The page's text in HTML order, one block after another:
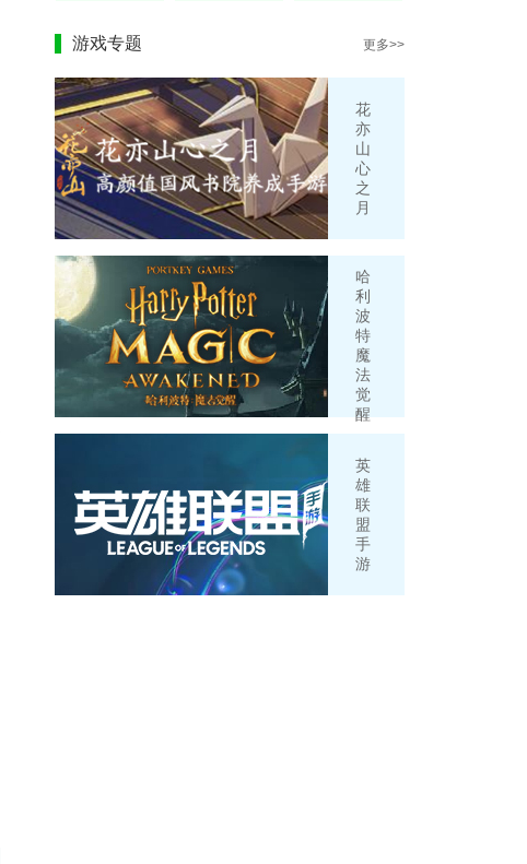
游戏专题 更多>>
花
亦
山
心
之
月
哈
利
波
特
魔
法
觉
醒
英
雄
联
盟
手
游